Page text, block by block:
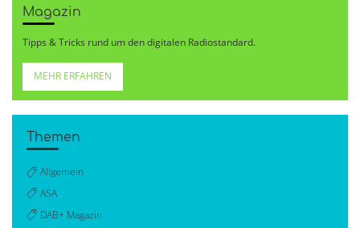
Magazin
Tipps & Tricks rund um den digitalen Radiostandard.
MEHR ERFAHREN
Themen
Allgemein
ASA
DAB+ Magazin